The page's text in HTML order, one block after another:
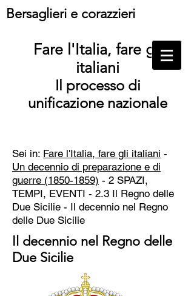
Bersaglieri e corazzieri
Fare l'Italia, fare gli
italiani
Il processo di
unificazione nazionale
Sei in: Fare l'Italia, fare gli italiani -
Un decennio di preparazione e di
guerre (1850-1859) - 2 SPAZI,
TEMPI, EVENTI - 2.3 Il Regno delle
Due Sicilie - Il decennio nel Regno
delle Due Sicilie
Il decennio nel Regno delle
Due Sicilie